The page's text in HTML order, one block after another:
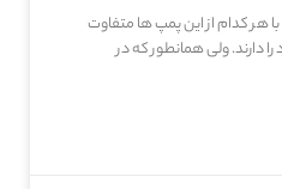
چاه میدان 28 مرداد با هر کدام از این پمپ ها متفاوت
دارند. ولی همانطور که در